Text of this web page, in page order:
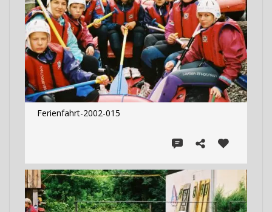
Ferienfahrt-2002-015